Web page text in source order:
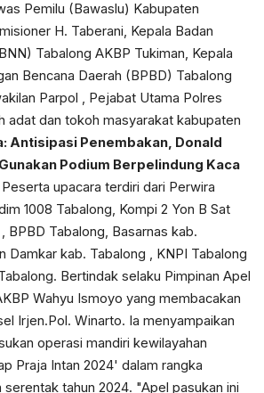
Pemilu (Bawaslu) Kabupaten
H. Taberani, Kepala Badan
Tabalong AKBP Tukiman, Kepala
Bencana Daerah (BPBD) Tabalong
Parpol , Pejabat Utama Polres
adat dan tokoh masyarakat kabupaten
Antisipasi Penembakan, Donald
Podium Berpelindung Kaca
Peserta upacara terdiri dari Perwira
1008 Tabalong, Kompi 2 Yon B Sat
BPBD Tabalong, Basarnas kab.
Damkar kab. Tabalong , KNPI Tabalong
Bertindak selaku Pimpinan Apel
Wahyu Ismoyo yang membacakan
Irjen.Pol. Winarto. Ia menyampaikan
operasi mandiri kewilayahan
Praja Intan 2024' dalam rangka
serentak tahun 2024. "Apel pasukan ini